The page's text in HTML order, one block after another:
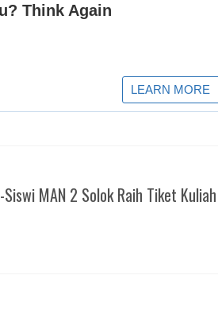
MAN 2 Solok Raih Tiket Kuliah